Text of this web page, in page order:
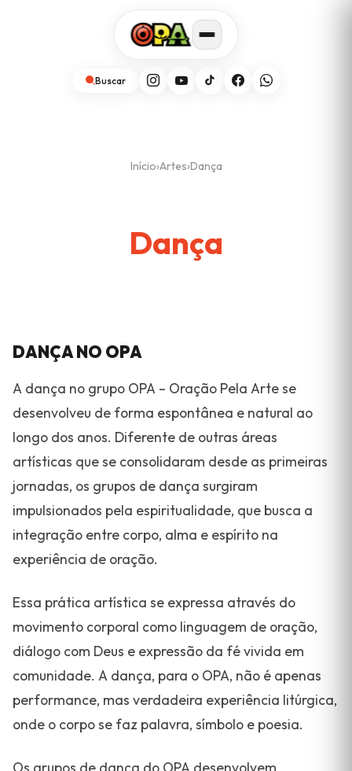
Buscar
Início›Artes›Dança
Dança
DANÇA NO OPA
A dança no grupo OPA – Oração Pela Arte se
desenvolveu de forma espontânea e natural ao
longo dos anos. Diferente de outras áreas
artísticas que se consolidaram desde as primeiras
jornadas, os grupos de dança surgiram
impulsionados pela espiritualidade, que busca a
integração entre corpo, alma e espírito na
experiência de oração.
Essa prática artística se expressa através do
movimento corporal como linguagem de oração,
diálogo com Deus e expressão da fé vivida em
comunidade. A dança, para o OPA, não é apenas
performance, mas verdadeira experiência litúrgica,
onde o corpo se faz palavra, símbolo e poesia.
Os grupos de dança do OPA desenvolvem